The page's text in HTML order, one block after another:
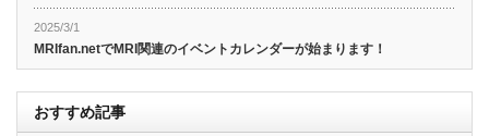
2025/3/1
MRIfan.netでMRI関連のイベントカレンダーが始まります！
おすすめ記事